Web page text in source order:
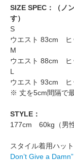
SIZE SPEC：（ノ
す）
S
ウエスト 83cm ヒ
M
ウエスト 88cm ヒ
L
ウエスト 93cm ヒ
※ 丈を5cm間隔で
STYLE：
177cm 60kg（男
スタイル着用ハッ
Don’t Give a